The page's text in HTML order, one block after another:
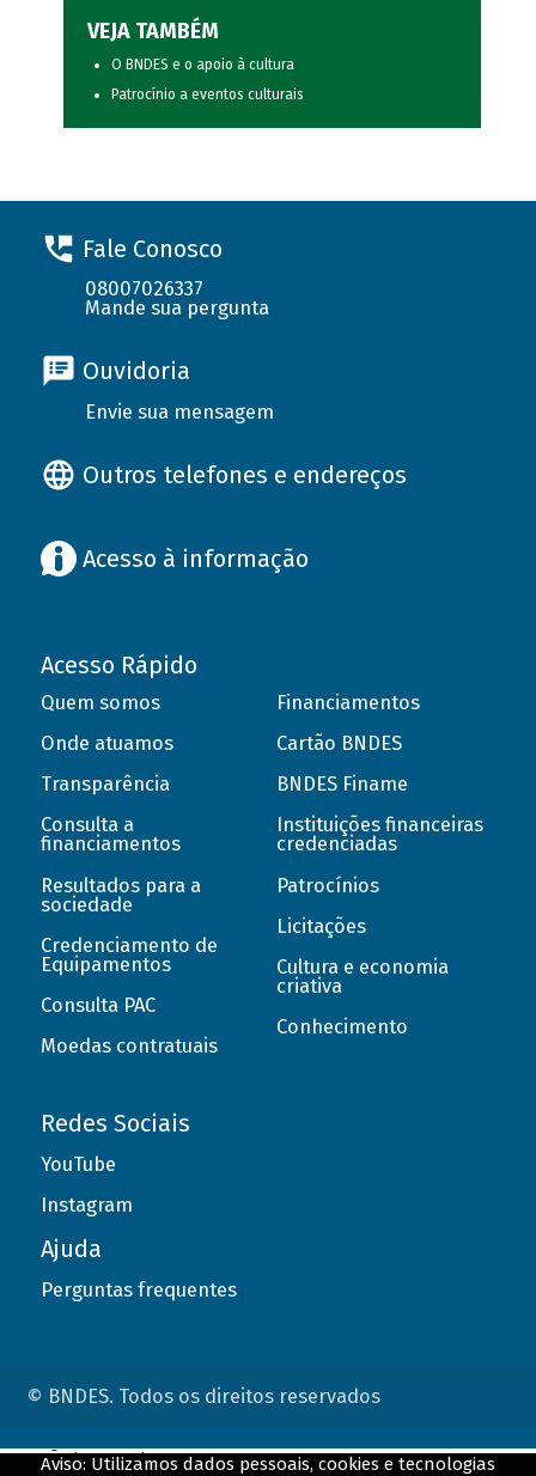
VEJA TAMBÉM
O BNDES e o apoio à cultura
Patrocínio a eventos culturais
Fale Conosco
08007026337
Mande sua pergunta
Ouvidoria
Envie sua mensagem
Outros telefones e endereços
Acesso à informação
Acesso Rápido
Quem somos
Onde atuamos
Transparência
Consulta a
financiamentos
Resultados para a
sociedade
Credenciamento de
Equipamentos
Consulta PAC
Moedas contratuais
Financiamentos
Cartão BNDES
BNDES Finame
Instituições financeiras
credenciadas
Patrocínios
Licitações
Cultura e economia
criativa
Conhecimento
Redes Sociais
YouTube
Instagram
Ajuda
Perguntas frequentes
© BNDES. Todos os direitos reservados
Aviso: Utilizamos dados pessoais, cookies e tecnologias
ConteÃºdo complementar